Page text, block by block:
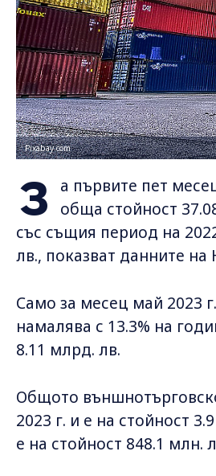
Pixabay.com
З
а първите пет
обща стойност
със същия период на
лв., показват данните на
Само за месец май 2023
намалява с 13.3% на
8.11 млрд. лв.
Общото
2023 г. и е на стойност
е на стойност 848.1 млн.